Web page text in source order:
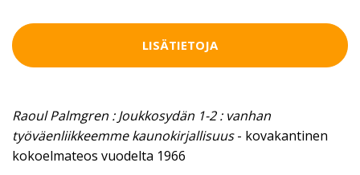
LISÄTIETOJA
Raoul Palmgren : Joukkosydän 1-2 : vanhan
työväenliikkeemme kaunokirjallisuus- kovakantinen
kokoelmateos vuodelta 1966